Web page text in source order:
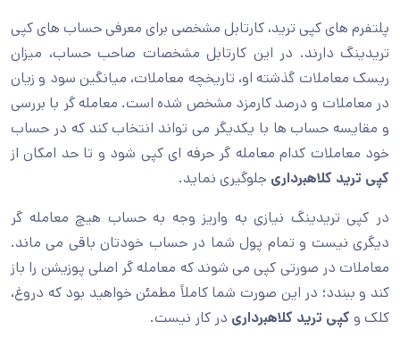
پلتفرم های کپی ترید، کارتابل مشخصی برای معرفی حساب های کپی
تریدینگ دارند. در این کارتابل مشخصات صاحب حساب، میزان
ریسک معاملات گذشته او، تاریخچه معاملات، میانگین سود و زیان
در معاملات و درصد کارمزد مشخص شده است. معامله گر با بررسی
و مقایسه حساب ها با یکدیگر می تواند انتخاب کند که در حساب
خود معاملات کدام معامله گر حرفه ای کپی شود و تا حد امکان از
کپی ترید کلاهبرداری جلوگیری نماید.
در کپی تریدینگ نیازی به واریز وجه به حساب هیچ معامله گر
دیگری نیست و تمام پول شما در حساب خودتان باقی می ماند.
معاملات در صورتی کپی می شوند که معامله گر اصلی پوزیشن را باز
کند و ببندد؛ در این صورت شما کاملاً مطمئن خواهید بود که دروغ،
کلک و کپی ترید کلاهبرداری در کار نیست.